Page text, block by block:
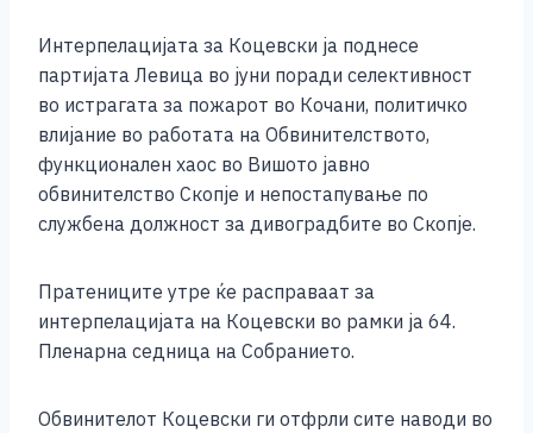
Интерпелацијата за Коцевски ја поднесе
партијата Левица во јуни поради селективност
во истрагата за пожарот во Кочани, политичко
влијание во работата на Обвинителството,
функционален хаос во Вишото јавно
обвинителство Скопје и непостапување по
службена должност за дивоградбите во Скопје.
Пратениците утре ќе расправаат за
интерпелацијата на Коцевски во рамки ја 64.
Пленарна седница на Собранието.
Обвинителот Коцевски ги отфрли сите наводи во